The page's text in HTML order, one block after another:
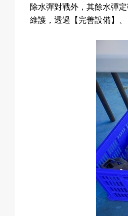
除水彈對戰外，其餘水彈
維護，透過【完善設備】